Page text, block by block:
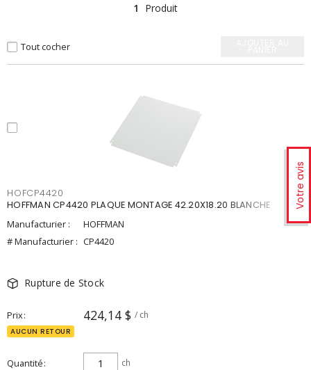
Votre avis
1 Produit
Tout cocher
HOFCP4420
HOFFMAN CP4420 PLAQUE MONTAGE 42.20X18.20 BLANCHE
Manufacturier :
HOFFMAN
# Manufacturier : CP4420
Rupture de Stock
Prix 424,14 $ / ch
AUCUN RETOUR
Quantité ch